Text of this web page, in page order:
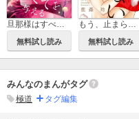
旦那様はすべてを与える
無料試し読み 無料試し読み
みんなのまんがタグ
極道 タグ編集